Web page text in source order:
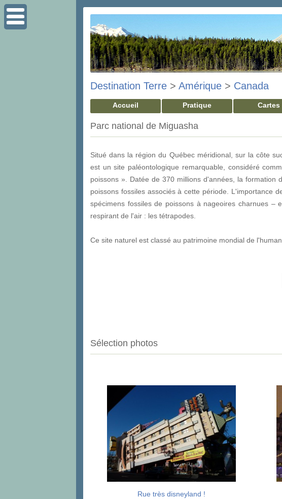
Destination Terre > Amérique > Canada
Accueil Pratique Cartes
Parc national de Miguasha
Situé dans la région du Québec méridional, sur la côte
est un site paléontologique remarquable, considéré
poissons ». Datée de 370 millions d'années, la formation
poissons fossiles associés à cette période. L'importance
spécimens fossiles de poissons à nageoires charnues
respirant de l'air : les tétrapodes.
Ce site naturel est classé au patrimoine mondial de
Sélection photos
Rue très disneyland !